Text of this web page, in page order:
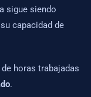
sigue siendo
capacidad de
horas trabajadas
.